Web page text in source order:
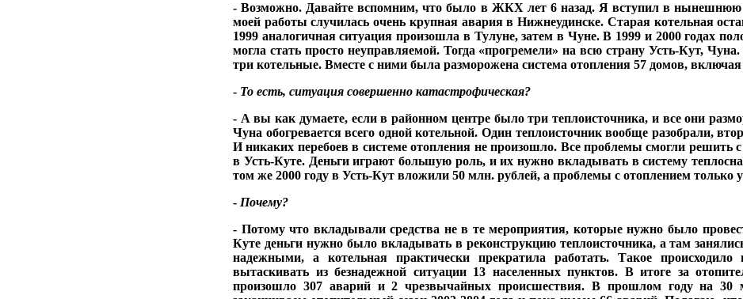
- Возможно. Давайте вспомним, что было в ЖКХ лет 6 назад. Я вступил в ны­нешнюю
моей работы случи­лась очень крупная авария в Нижнеудинске. Старая ко­тельная
1999 аналогич­ная ситуация произошла в Тулуне, затем в Чуне. В 1999 и 2000 годах
могла стать просто неуправляе­мой. Тогда «прогремели» на всю страну Усть-Кут,
три котельные. Вместе с ними была разморожена система отопления 57 домов,
- То есть, ситуация совершенно катастрофи­ческая?
- А вы как думаете, ес­ли в районном центре было три теплоисточника, и все они
Чуна обогревается всего одной котельной. Один теплоисточник вообще разобрали,
И ника­ких перебоев в системе отопления не произошло. Все проблемы смогли
в Усть-Куте. День­ги играют большую роль, и их нужно вкладывать в сис­тему
том же 2000 году в Усть-Кут вложили 50 млн. рублей, а проблемы с отоп­лением только
- Почему?
- Потому что вкладыва­ли средства не в те меро­приятия, которые нужно бы­ло
Куте деньги нужно бы­ло вкладывать в рекон­струкцию теплоисточника, а там
надежными, а котельная практически пре­кратила работать. Такое
вытаскивать из безнадежной ситуации 13 насе­ленных пунктов. В итоге за
произошло 307 ава­рий и 2 чрезвычайных про­исшествия. В прошлом го­ду на